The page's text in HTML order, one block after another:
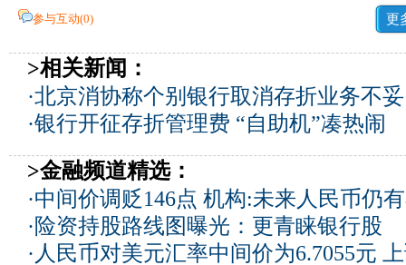
参与互动(0) 更
>相关新闻：
·北京消协称个别银行取消存折业务不妥
·银行开征存折管理费 “自助机”凑热闹
>金融频道精选：
·中间价调贬146点 机构:未来人民币仍
· 险资持股路线图曝光：更青睐银行股
· 人民币对美元汇率中间价为6.7055元